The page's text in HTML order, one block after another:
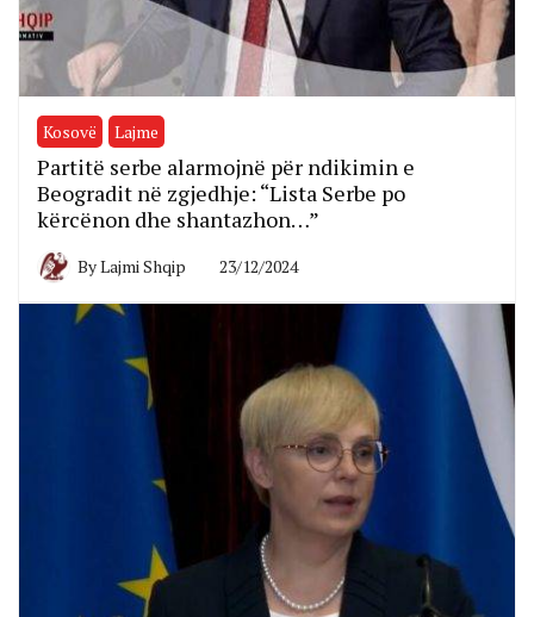
Kosovë Lajme
Partitë serbe alarmojnë për ndikimin e
Beogradit në zgjedhje: “Lista Serbe po
kërcënon dhe shantazhon…”
ByLajmi Shqip 23/12/2024